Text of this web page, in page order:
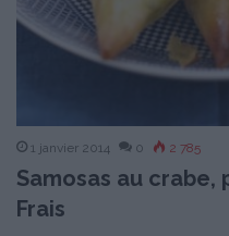
1 janvier 2014 0 2 785
Samosas au
Frais